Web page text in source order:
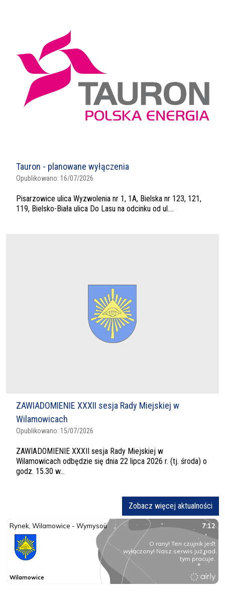
Tauron - planowane wyłączenia
Opublikowano: 16/07/2026
Pisarzowice ulica Wyzwolenia nr 1, 1A, Bielska nr 123, 121,
119, Bielsko-Biała ulica Do Lasu na odcinku od ul....
ZAWIADOMIENIE XXXII sesja Rady Miejskiej w
Wilamowicach
Opublikowano: 15/07/2026
ZAWIADOMIENIE XXXII sesja Rady Miejskiej w
Wilamowicach odbędzie się dnia 22 lipca 2026 r. (tj. środa) o
godz. 15.30 w...
Zobacz więcej aktualności